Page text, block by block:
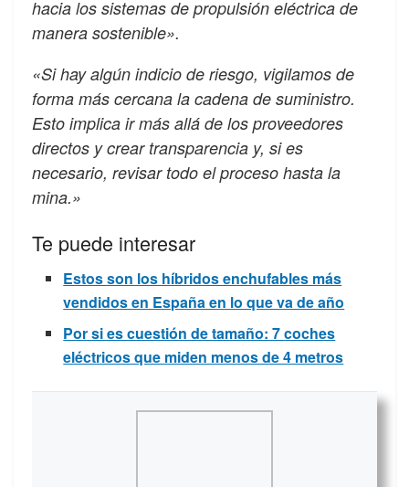
hacia los sistemas de propulsión eléctrica de
manera sostenible».
«Si hay algún indicio de riesgo, vigilamos de
forma más cercana la cadena de suministro.
Esto implica ir más allá de los proveedores
directos y crear transparencia y, si es
necesario, revisar todo el proceso hasta la
mina.»
Te puede interesar
Estos son los híbridos enchufables más
vendidos en España en lo que va de año
Por si es cuestión de tamaño: 7 coches
eléctricos que miden menos de 4 metros